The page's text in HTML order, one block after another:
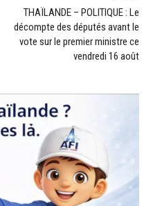
THAÏLANDE – POLITIQUE : Le
décompte des députés avant le
vote sur le premier ministre ce
vendredi 16 août